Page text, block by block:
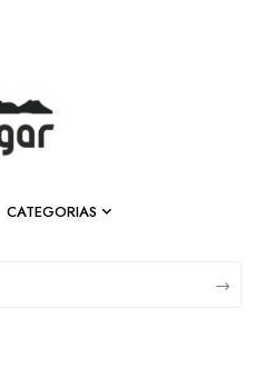
CATEGORIAS